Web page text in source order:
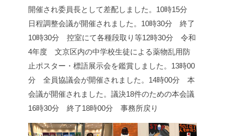
開催され委員長として差配しました。 10時15分
日程調整会議が開催されました。 10時30分 終了
10時30分 控室にて各種段取り等12時30分 令和
4年度 文京区内の中学校生徒による薬物乱用防
止ポスター・標語展示会を鑑賞しました。 13時00
分 全員協議会が開催されました。 14時00分 本
会議が開催されました。 議決18件のための本会議
16時30分 終了18時00分 事務所戻り